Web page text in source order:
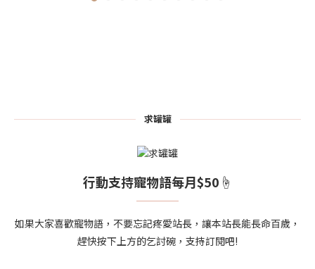
求罐罐
行動支持寵物語每月$50☝
如果大家喜歡寵物語，不要忘記疼愛站長，讓本站長能長命百歲，
趕快按下上方的乞討碗，支持訂閱吧!